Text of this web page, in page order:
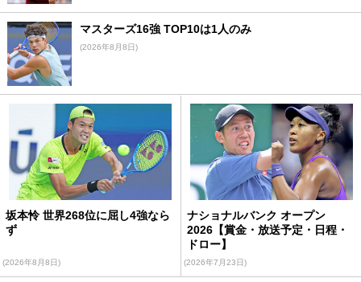
マスターズ16強 TOP10は1人のみ
(2026年8月8日)
坂本怜 世界268位に屈し4強なら
ず
(2026年8月8日)
ナショナルバンク オープン
2026【賞金・放送予定・日程・
ドロー】
(2026年7月23日)